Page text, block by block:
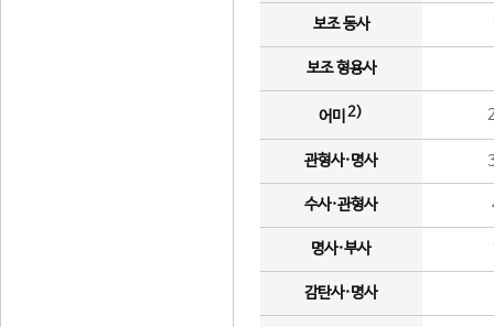
보조 동사
보조 형용사
어미 2)
관형사·명사
수사·관형사
명사·부사
감탄사·명사